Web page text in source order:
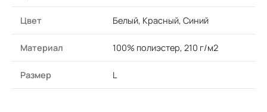
Цвет Белый, Красный, Синий
Материал 100% полиэстер, 210 г/м2
Размер L